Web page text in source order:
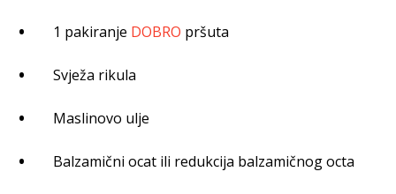
1 pakiranje DOBRO pršuta
Svježa rikula
Maslinovo ulje
Balzamični ocat ili redukcija balzamičnog octa